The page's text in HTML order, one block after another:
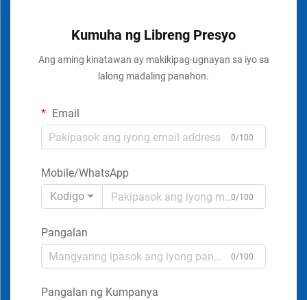
Kumuha ng Libreng Presyo
Ang aming kinatawan ay makikipag-ugnayan sa iyo sa
lalong madaling panahon.
Email
0/100
Mobile/WhatsApp
Kodigo
0/100
Pangalan
0/100
Pangalan ng Kumpanya